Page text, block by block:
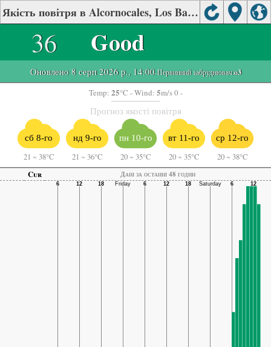
Якість повітря в Alcornocales, Los Barrios
36 Good
Оновлено 8 серп 2026 р., 14:00-Первинний забруднювач:o3
Temp: 25°C - Wind: 5m/s 0 -
Прогноз якості повітря
сб 8-го
21 ~ 38°C
нд 9-го
21 ~ 36°C
пн 10-го
20 ~ 35°C
вт 11-го
20 ~ 35°C
ср 12-го
20 ~ 38°C
Cur
Дані за останні 48 годин